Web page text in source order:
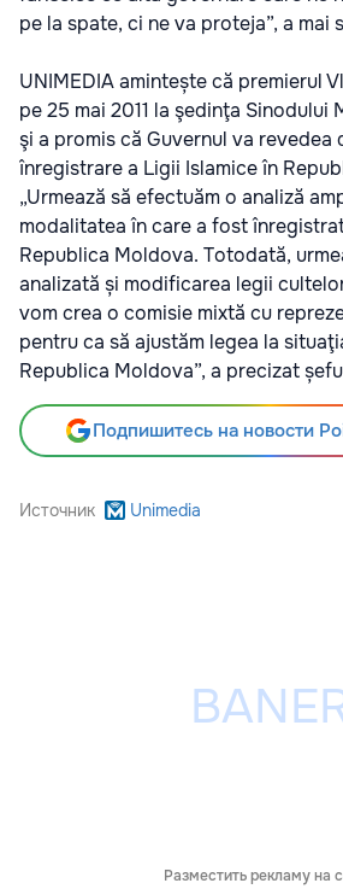
pe la spate, ci ne va proteja”, a mai
UNIMEDIA amintește că premierul
pe 25 mai 2011 la şedinţa
şi a promis că Guvernul va revedea
înregistrare a Ligii Islamice în
„Urmează să efectuăm o analiză
modalitatea în care a fost
Republica Moldova. Totodată,
analizată și modificarea legii
vom crea o comisie mixtă cu
pentru ca să ajustăm legea la
Republica Moldova”, a precizat
Подпишитесь на новости
Источник Unimedia
Разместить рекламу на